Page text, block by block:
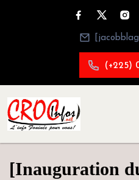
(+225)
[Inauguration